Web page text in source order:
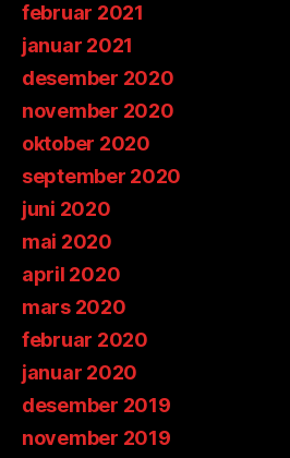
februar 2021
januar 2021
desember 2020
november 2020
oktober 2020
september 2020
juni 2020
mai 2020
april 2020
mars 2020
februar 2020
januar 2020
desember 2019
november 2019